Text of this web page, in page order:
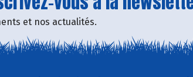
et nos actualités.